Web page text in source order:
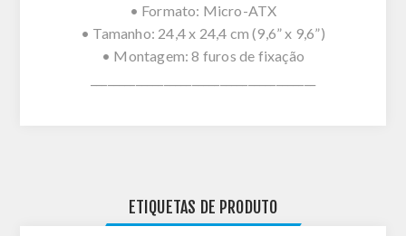
• Formato: Micro-ATX
• Tamanho: 24,4 x 24,4 cm (9,6” x 9,6”)
• Montagem: 8 furos de fixação
ETIQUETAS DE PRODUTO